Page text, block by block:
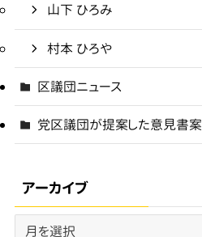
山下 ひろみ
村本 ひろや
区議団ニュース
党区議団が提案した意見書案
アーカイブ